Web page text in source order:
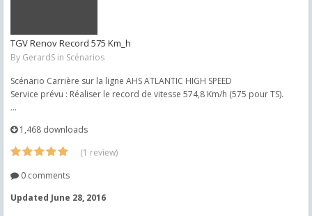
TGV Renov Record 575 Km_h
By GerardS in Scénarios
Scénario Carrière sur la ligne AHS ATLANTIC HIGH SPEED
Service prévu : Réaliser le record de vitesse 574,8 Km/h (575 pour TS).
...
1,468 downloads
(1 review)
0 comments
Updated June 28, 2016